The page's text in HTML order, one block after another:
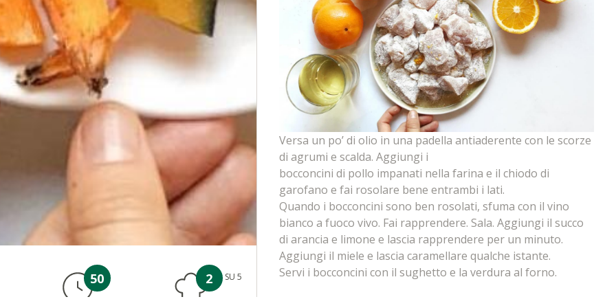
50 2 SU 5
Versa un po’ di olio in una padella antiaderente con le scorze
di agrumi e scalda. Aggiungi i
bocconcini di pollo impanati nella farina e il chiodo di
garofano e fai rosolare bene entrambi i lati.
Quando i bocconcini sono ben rosolati, sfuma con il vino
bianco a fuoco vivo. Fai rapprendere. Sala. Aggiungi il succo
di arancia e limone e lascia rapprendere per un minuto.
Aggiungi il miele e lascia caramellare qualche istante.
Servi i bocconcini con il sughetto e la verdura al forno.